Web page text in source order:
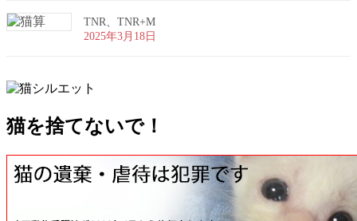
TNR、TNR+M
2025年3月18日
猫を捨てないで！